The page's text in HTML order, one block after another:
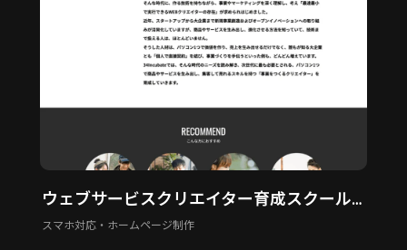
ウェブサービスクリエイター育成スクール「34 Incubate」
スマホ対応・ホームページ制作